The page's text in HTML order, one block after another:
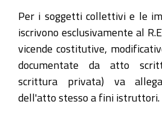
Per i soggetti collettivi e le
iscrivono esclusivamente al
vicende costitutive,
documentate da atto
scrittura privata) va
dell'atto stesso a fini istruttori.